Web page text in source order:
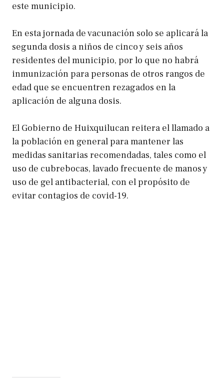
este municipio.
En esta jornada de vacunación solo se aplicará la
segunda dosis a niños de cinco y seis años
residentes del municipio, por lo que no habrá
inmunización para personas de otros rangos de
edad que se encuentren rezagados en la
aplicación de alguna dosis.
El Gobierno de Huixquilucan reitera el llamado a
la población en general para mantener las
medidas sanitarias recomendadas, tales como el
uso de cubrebocas, lavado frecuente de manos y
uso de gel antibacterial, con el propósito de
evitar contagios de covid-19.